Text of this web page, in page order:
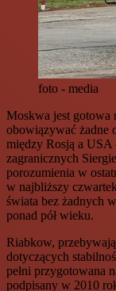
foto - media
Moskwa jest gotowa
obowiązywać żadne
między Rosją a USA
zagranicznych
porozumienia w
w najbliższy
świata bez żadnych
ponad pół wieku.
Riabkow,
dotyczących
pełni przygotowana
podpisany w 2010